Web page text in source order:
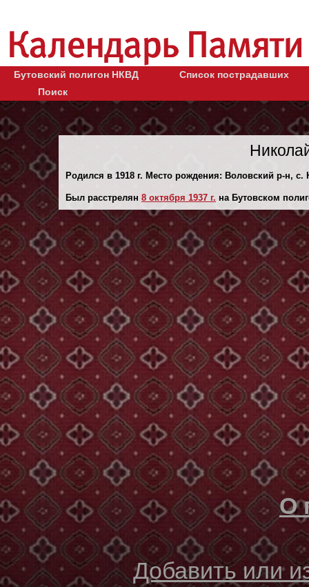
Бутовский полигон НКВД
Список пострадавших
Поиск
Родился в 1918 г. Место рождения: Воловский р-н,
Был расстрелян 8 октября 1937 г. на Бутовском
О
Добавить или